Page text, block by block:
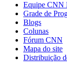
Equipe CNN
Grade de
Blogs
Colunas
Fórum CNN
Mapa do site
Distribuição